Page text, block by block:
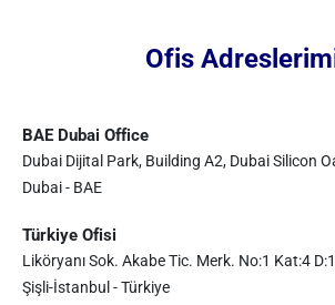
Ofis
BAE Dubai Office
Dubai Dijital Park, Building A2, Dubai Silicon
Dubai - BAE
Türkiye Ofisi
Liköryanı Sok. Akabe Tic. Merk. No:1 Kat:4
Şişli-İstanbul - Türkiye